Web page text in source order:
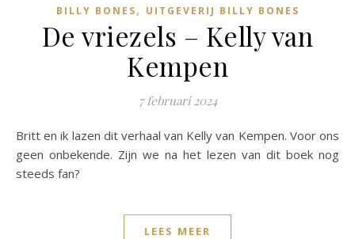
BILLY BONES, UITGEVERIJ BILLY BONES
De vriezels – Kelly van
Kempen
7 februari 2024
Britt en ik lazen dit verhaal van Kelly van Kempen. Voor ons
geen onbekende. Zijn we na het lezen van dit boek nog
steeds fan?
LEES MEER